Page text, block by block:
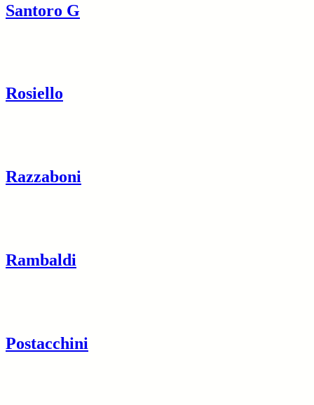
Santoro G
Rosiello
Razzaboni
Rambaldi
Postacchini